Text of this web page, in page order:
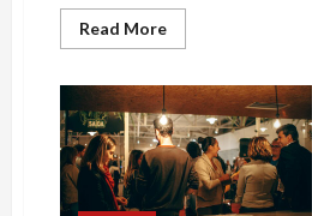
Read MoreRead
more
să
înțelegi
și
să
utilizezi
PR-
ul
pentru